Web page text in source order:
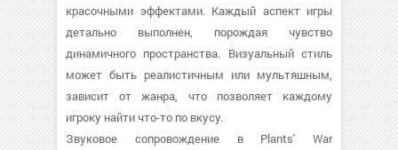
красочными эффектами. Каждый аспект игры
детально выполнен, порождая чувство
динамичного пространства. Визуальный стиль
может быть реалистичным или мультяшным,
зависит от жанра, что позволяет каждому
игроку найти что-то по вкусу.
Звуковое сопровождение в Plants' War